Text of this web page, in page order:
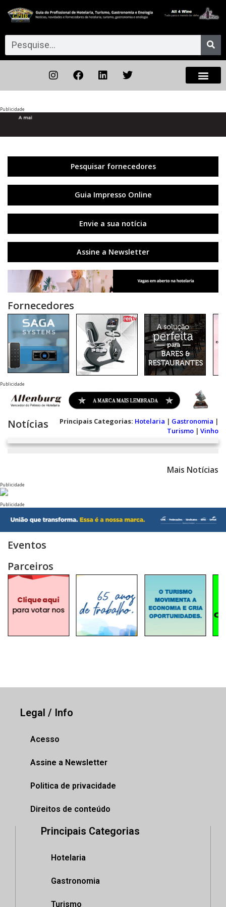
Publicidade
Pesquisar fornecedores
Guia Impresso Online
Envie a sua notícia
Assine a Newsletter
Fornecedores
Publicidade
Notícias Principais Categorias: Hotelaria | Gastronomia |
Turismo | Vinho
Mais Notícias
Publicidade
Publicidade
Eventos
Parceiros
Legal / Info
Acesso
Assine a Newsletter
Politica de privacidade
Direitos de conteúdo
Principais Categorias
Hotelaria
Gastronomia
Turismo